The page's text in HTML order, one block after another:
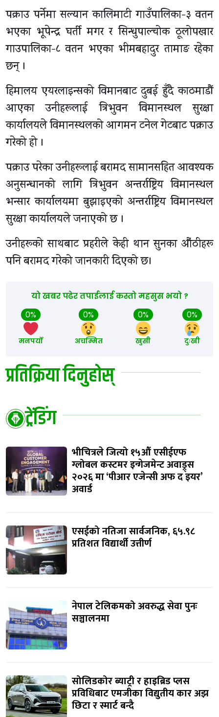
पक्राउ पर्नेमा सल्यान कालिमाटी गाउँपालिका-३ वतन
भएका भूपेन्द्र घर्ती मगर र सिन्धुपाल्चोक ठूलोपखार
गाउपालिका-८ वतन भएका भीमबहादुर तामाङ रहेका
छन् ।
हिमालय एयरलाइन्सको विमानबाट दुबई हुँदै काठमाडौं
आएका उनीहरूलाई त्रिभुवन विमानस्थल सुरक्षा
कार्यालयले विमानस्थलको आगमन टनेल गेटबाट पक्राउ
गरेको हो ।
पक्राउ परेका उनीहरूलाई बरामद सामानसहित आवश्यक
अनुसन्धानको लागि त्रिभुवन अन्तर्राष्ट्रिय विमानस्थल
भन्सार कार्यालयमा बुझाइएको अन्तर्राष्ट्रिय विमानस्थल
सुरक्षा कार्यालयले जनाएको छ ।
उनीहरूको साथबाट प्रहरीले केही थान सुनका औंठीहरू
पनि बरामद गरेको जानकारी दिएको छ।
यो खबर पढेर तपाईलाई कस्तो महसुस भयो ?
0%
मनपर्यो
0%
अचम्मित
0%
खुसी
0%
दुःखी
प्रतिक्रिया दिनुहोस्
ट्रेंडिंग
भीचित्रले जित्यो १५औं एसीईएफ
ग्लोबल कस्टमर इन्गेजमेन्ट अवाड्र्स
२०२६ मा ‘पीआर एजेन्सी अफ द इयर’
अवार्ड
एसईको नतिजा सार्वजनिक, ६५.९८
प्रतिशत विद्यार्थी उत्तीर्ण
नेपाल टेलिकमको अवरुद्ध सेवा पुनः
सञ्चालनमा
सोलिडकोर ब्याट्री र हाइब्रिड प्लस
प्रविधिबाट एमजीका विद्युतीय कार अझ
छिटा र स्मार्ट बन्दै